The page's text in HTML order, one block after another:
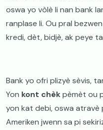
oswa yo vòlè li nan bank
ranplase li. Ou pral
kredi, dèt, bidjè, ak peye
Bank yo ofri plizyè sèvis,
Yon kont chèkpèmèt ou
yon kat debi, oswa atravè
Ameriken jwenn sa pi